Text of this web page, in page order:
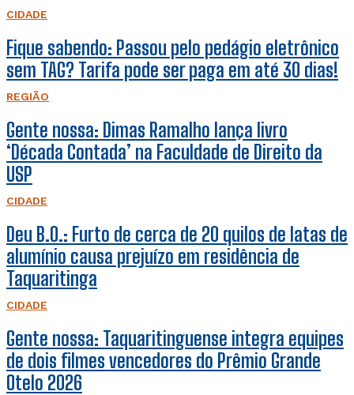
CIDADE
Fique sabendo: Passou pelo pedágio eletrônico
sem TAG? Tarifa pode ser paga em até 30 dias!
REGIÃO
Gente nossa: Dimas Ramalho lança livro
‘Década Contada’ na Faculdade de Direito da
USP
CIDADE
Deu B.O.: Furto de cerca de 20 quilos de latas de
alumínio causa prejuízo em residência de
Taquaritinga
CIDADE
Gente nossa: Taquaritinguense integra equipes
de dois filmes vencedores do Prêmio Grande
Otelo 2026